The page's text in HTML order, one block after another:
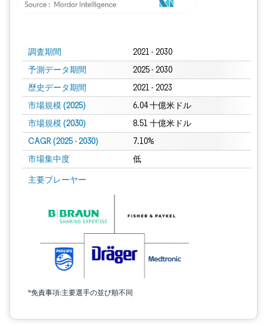
調査期間 2021 - 2030
予測データ期間 2025 - 2030
歴史データ期間 2021 - 2023
市場規模 (2025) 6.04 十億米ドル
市場規模 (2030) 8.51 十億米ドル
CAGR (2025 - 2030) 7.10%
市場集中度 低
主要プレーヤー
*免責事項:主要選手の並び順不同